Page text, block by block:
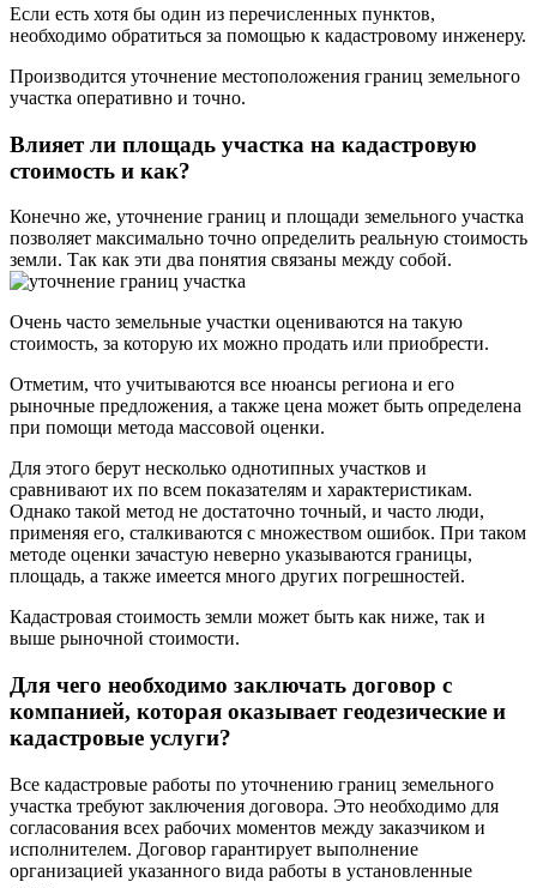
Если есть хотя бы один из перечисленных пунктов,
необходимо обратиться за помощью к кадастровому инженеру.
Производится уточнение местоположения границ земельного
участка оперативно и точно.
Влияет ли площадь участка на кадастровую
стоимость и как?
Конечно же, уточнение границ и площади земельного участка
позволяет максимально точно определить реальную стоимость
земли. Так как эти два понятия связаны между собой.
Очень часто земельные участки оцениваются на такую
стоимость, за которую их можно продать или приобрести.
Отметим, что учитываются все нюансы региона и его
рыночные предложения, а также цена может быть определена
при помощи метода массовой оценки.
Для этого берут несколько однотипных участков и
сравнивают их по всем показателям и характеристикам.
Однако такой метод не достаточно точный, и часто люди,
применяя его, сталкиваются с множеством ошибок. При таком
методе оценки зачастую неверно указываются границы,
площадь, а также имеется много других погрешностей.
Кадастровая стоимость земли может быть как ниже, так и
выше рыночной стоимости.
Для чего необходимо заключать договор с
компанией, которая оказывает геодезические и
кадастровые услуги?
Все кадастровые работы по уточнению границ земельного
участка требуют заключения договора. Это необходимо для
согласования всех рабочих моментов между заказчиком и
исполнителем. Договор гарантирует выполнение
организацией указанного вида работы в установленные